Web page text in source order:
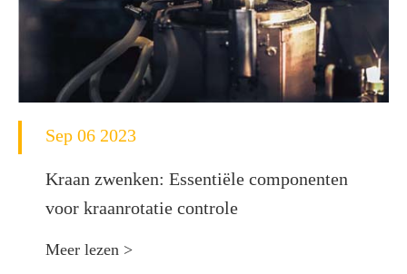
Sep 06 2023
Kraan zwenken: Essentiële componenten
voor kraanrotatie controle
Meer lezen >